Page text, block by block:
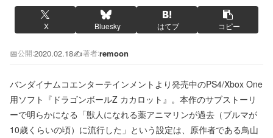
X Bluesky はてブ コピー
📅公開:2020.02.18✍️著者:remoon
バンダイナムコエンターテインメントより発売中のPS4/Xbox One
用ソフト『ドラゴンボールZ カカロット』。本作のサブストーリ
ーで明らかになる「獣人になれる薬アニマリンが過去（ブルマが
10歳くらいの頃）に流行した」という設定は、原作者である鳥山